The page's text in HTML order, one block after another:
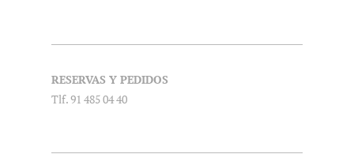
RESERVAS Y PEDIDOS
Tlf. 91 485 04 40